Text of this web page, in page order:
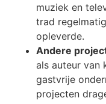
muziek en
trad
opleverde.
Andere
als auteur van
gastvrije
projecten